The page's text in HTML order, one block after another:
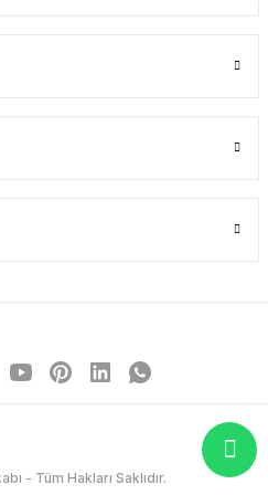
- Tüm Hakları Saklıdır.